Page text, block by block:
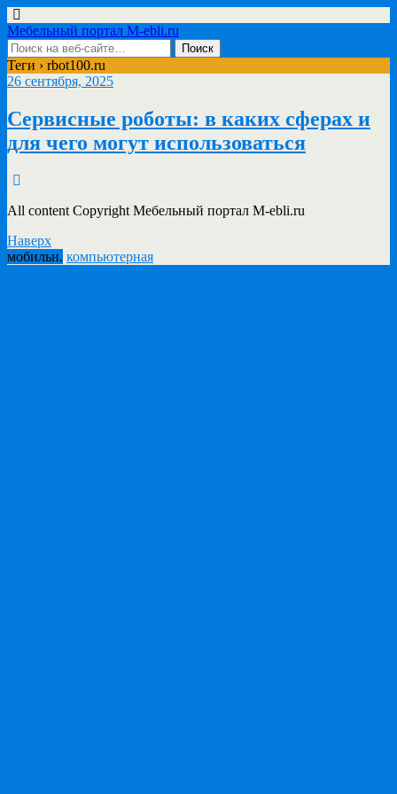
Мебельный портал M-ebli.ru
Теги › rbot100.ru
26 сентября, 2025
Сервисные роботы: в каких сферах и
для чего могут использоваться
All content Copyright Мебельный портал M-ebli.ru
Наверх
мобильн. компьютерная